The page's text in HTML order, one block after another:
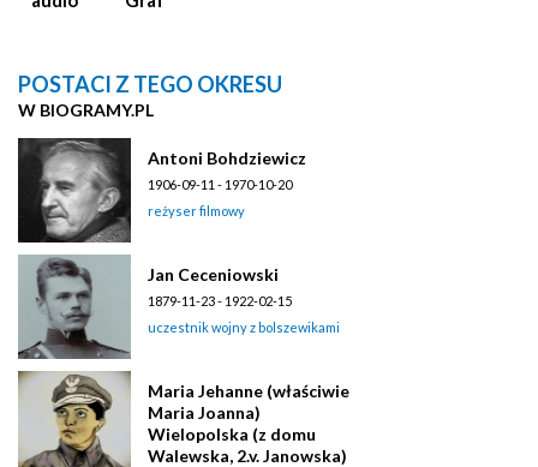
POSTACI Z TEGO OKRESU
W BIOGRAMY.PL
Antoni Bohdziewicz
1906-09-11 - 1970-10-20
reżyser filmowy
Jan Ceceniowski
1879-11-23 - 1922-02-15
uczestnik wojny z bolszewikami
Maria Jehanne (właściwie
Maria Joanna)
Wielopolska (z domu
Walewska, 2.v. Janowska)